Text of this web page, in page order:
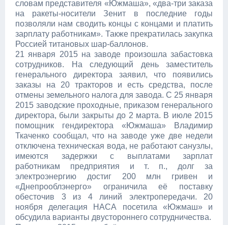
словам представителя «Южмаша», «два-три заказа
на ракеты-носители Зенит в последние годы
позволяли нам сводить концы с концами и платить
зарплату работникам». Также прекратилась закупка
Россией титановых шар-баллонов.
21 января 2015 на заводе произошла забастовка
сотрудников. На следующий день заместитель
генерального директора заявил, что появились
заказы на 20 тракторов и есть средства, после
отмены земельного налога для завода. С 25 января
2015 заводские проходные, приказом генерального
директора, были закрыты до 2 марта. В июле 2015
помощник гендиректора «Южмаша» Владимир
Ткаченко сообщал, что на заводе уже две недели
отключена техническая вода, не работают санузлы,
имеются задержки с выплатами зарплат
работникам предприятия и т. п., долг за
электроэнергию достиг 200 млн гривен и
«Днепрооблэнерго» ограничила её поставку
обесточив 3 из 4 линий электропередачи. 20
ноября делегация НАСА посетила «Южмаш» и
обсудила варианты двустороннего сотрудничества.